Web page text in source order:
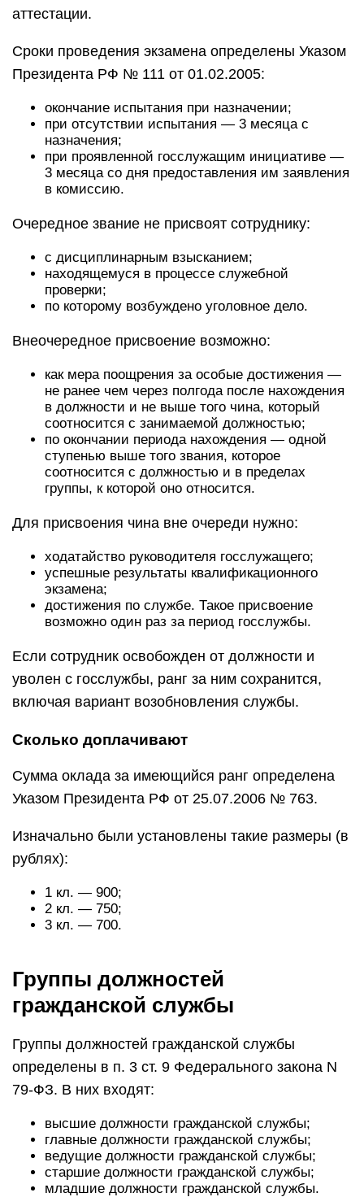
аттестации.
Сроки проведения экзамена определены Указом
Президента РФ № 111 от 01.02.2005:
окончание испытания при назначении;
при отсутствии испытания — 3 месяца с
назначения;
при проявленной госслужащим инициативе —
3 месяца со дня предоставления им заявления
в комиссию.
Очередное звание не присвоят сотруднику:
с дисциплинарным взысканием;
находящемуся в процессе служебной
проверки;
по которому возбуждено уголовное дело.
Внеочередное присвоение возможно:
как мера поощрения за особые достижения —
не ранее чем через полгода после нахождения
в должности и не выше того чина, который
соотносится с занимаемой должностью;
по окончании периода нахождения — одной
ступенью выше того звания, которое
соотносится с должностью и в пределах
группы, к которой оно относится.
Для присвоения чина вне очереди нужно:
ходатайство руководителя госслужащего;
успешные результаты квалификационного
экзамена;
достижения по службе. Такое присвоение
возможно один раз за период госслужбы.
Если сотрудник освобожден от должности и
уволен с госслужбы, ранг за ним сохранится,
включая вариант возобновления службы.
Сколько доплачивают
Сумма оклада за имеющийся ранг определена
Указом Президента РФ от 25.07.2006 № 763.
Изначально были установлены такие размеры (в
рублях):
1 кл. — 900;
2 кл. — 750;
3 кл. — 700.
Группы должностей
гражданской службы
Группы должностей гражданской службы
определены в п. 3 ст. 9 Федерального закона N
79-ФЗ. В них входят:
высшие должности гражданской службы;
главные должности гражданской службы;
ведущие должности гражданской службы;
старшие должности гражданской службы;
младшие должности гражданской службы.